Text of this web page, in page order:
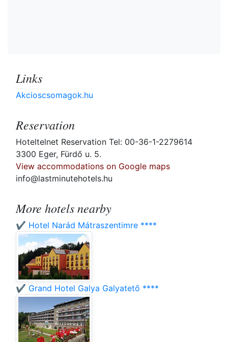
Links
Akcioscsomagok.hu
Reservation
Hoteltelnet Reservation Tel: 00-36-1-2279614
3300 Eger, Fürdő u. 5.
View accommodations on Google maps
info@lastminutehotels.hu
More hotels nearby
✔️ Hotel Narád Mátraszentimre ****
✔️ Grand Hotel Galya Galyatető ****